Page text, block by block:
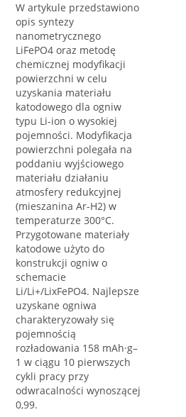
W artykule przedstawiono
opis syntezy
nanometrycznego
LiFePO4 oraz metodę
chemicznej modyfikacji
powierzchni w celu
uzyskania materiału
katodowego dla ogniw
typu Li-ion o wysokiej
pojemności. Modyfikacja
powierzchni polegała na
poddaniu wyjściowego
materiału działaniu
atmosfery redukcyjnej
(mieszanina Ar-H2) w
temperaturze 300°C.
Przygotowane materiały
katodowe użyto do
konstrukcji ogniw o
schemacie
Li/Li+/LixFePO4. Najlepsze
uzyskane ogniwa
charakteryzowały się
pojemnością
rozładowania 158 mAh·g–
1 w ciągu 10 pierwszych
cykli pracy przy
odwracalności wynoszącej
0,99.